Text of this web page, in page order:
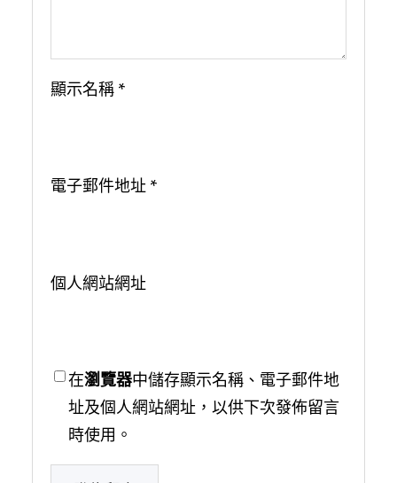
顯示名稱 *
電子郵件地址 *
個人網站網址
在瀏覽器中儲存顯示名稱、電子郵件地
址及個人網站網址，以供下次發佈留言
時使用。